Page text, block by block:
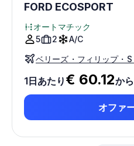
FORD ECOSPORT
オートマチック
5
2
A/C
ベリーズ・フィリップ・
1日あたり € 60.12から
オファ